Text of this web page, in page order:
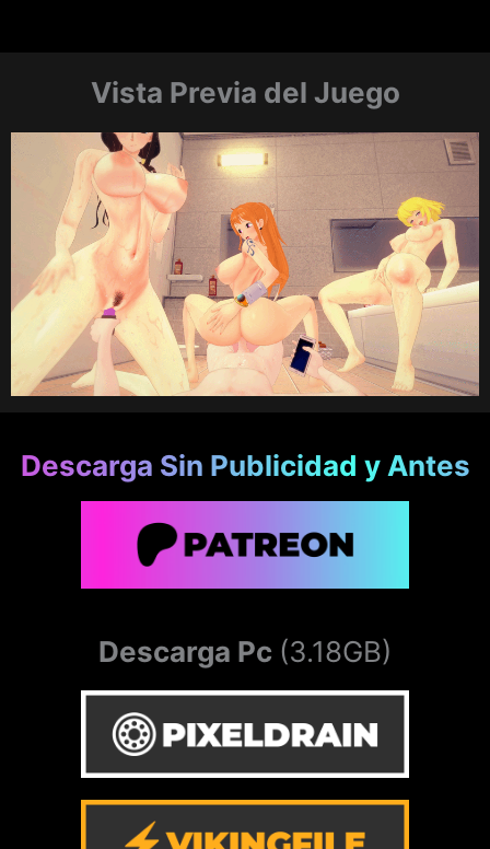
Vista Previa del Juego
Descarga Sin Publicidad y Antes
Descarga Pc (3.18GB)